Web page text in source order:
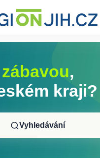
zábavou,
kraji?
Vyhledávání